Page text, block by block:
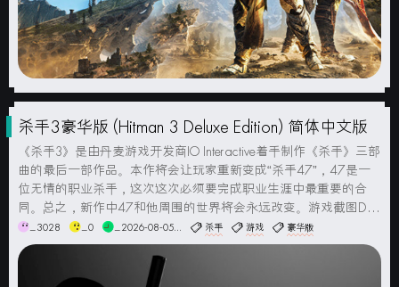
杀手3豪华版 (Hitman 3 Deluxe Edition) 简体中文版
《杀手3》是由丹麦游戏开发商IO Interactive着手制作《杀手》三部
曲的最后一部作品。本作将会让玩家重新变成“杀手47”，47是一
位无情的职业杀手，这次这次必须要完成职业生涯中最重要的合
同。总之，新作中47和他周围的世界将会永远改变。游戏截图DLC
包含HITMAN 3 - Seven Deadly Sins Act 1: Gr...
_3028 _0 _2026-08-05... 杀手 游戏 豪华版